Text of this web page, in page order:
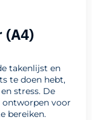
(A4)
takenlijst en
te doen hebt,
stress. De
ontworpen voor
bereiken.